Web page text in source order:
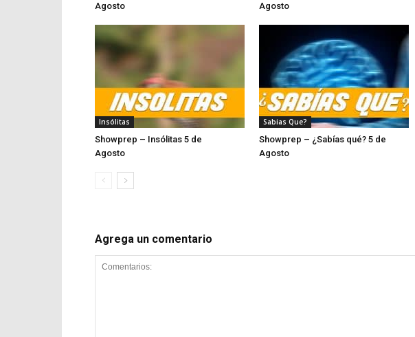
Agosto
Agosto
Insólitas
Showprep – Insólitas 5 de
Agosto
Sabias Que?
Showprep – ¿Sabías qué? 5 de
Agosto
Agrega un comentario